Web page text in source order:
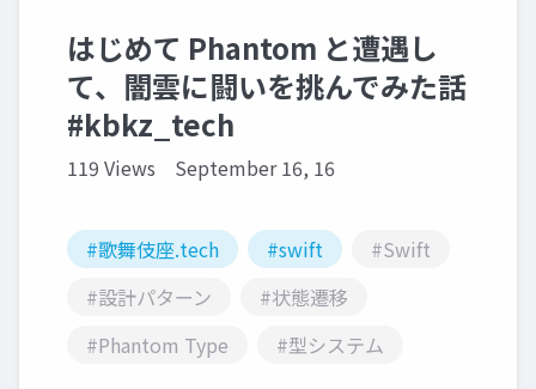
はじめて Phantom と遭遇し
て、闇雲に闘いを挑んでみた話
#kbkz_tech
119 Views September 16, 16
#歌舞伎座.tech #swift
#Swift
#設計パターン
#状態遷移
#Phantom Type
#型システム